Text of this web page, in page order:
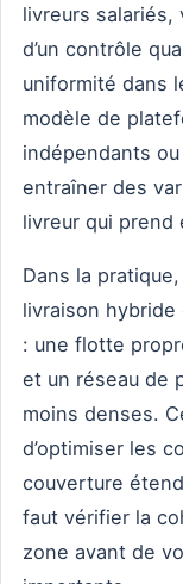
livreurs
d’un contrôle
uniformité dans
modèle de
indépendants
entraîner des
livreur qui prend
Dans la
livraison
: une flotte
et un réseau de
moins denses.
d’optimiser les
couverture
faut vérifier la
zone avant de